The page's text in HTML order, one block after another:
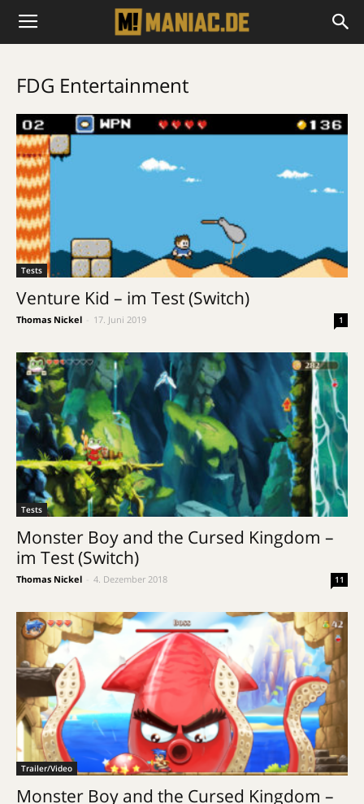
FDG Entertainment
Tests
Venture Kid – im Test (Switch)
Thomas Nickel 17. Juni 2019 1
Tests
Monster Boy and the Cursed Kingdom –
im Test (Switch)
Thomas Nickel 4. Dezember 2018 11
Trailer/Video
Monster Boy and the Cursed Kingdom –